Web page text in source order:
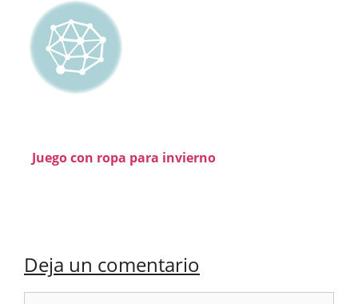
Juego con ropa para invierno
Deja un comentario